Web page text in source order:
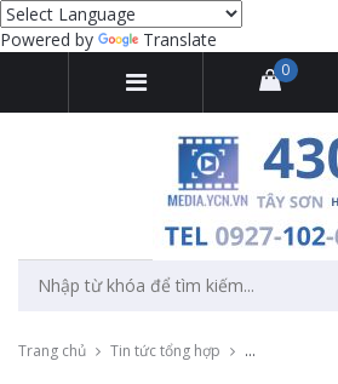
Powered by Translate
0
Trang chủ Tin tức tổng hợp Những bức